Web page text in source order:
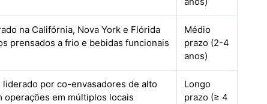
na Califórnia, Nova York e Flórida
prensados a frio e bebidas funcionais
Médio
prazo (2-4
anos)
liderado por co-envasadores de alto
operações em múltiplos locais
Longo
prazo (≥ 4